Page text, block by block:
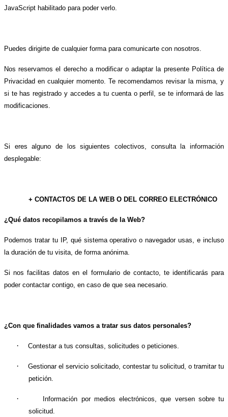
JavaScript habilitado para poder verlo.
Puedes dirigirte de cualquier forma para comunicarte con nosotros.
Nos reservamos el derecho a modificar o adaptar la presente Política de
Privacidad en cualquier momento. Te recomendamos revisar la misma, y
si te has registrado y accedes a tu cuenta o perfil, se te informará de las
modificaciones.
Si eres alguno de los siguientes colectivos, consulta la información
desplegable:
+ CONTACTOS DE LA WEB O DEL CORREO ELECTRÓNICO
¿Qué datos recopilamos a través de la Web?
Podemos tratar tu IP, qué sistema operativo o navegador usas, e incluso
la duración de tu visita, de forma anónima.
Si nos facilitas datos en el formulario de contacto, te identificarás para
poder contactar contigo, en caso de que sea necesario.
¿Con que finalidades vamos a tratar sus datos personales?
· Contestar a tus consultas, solicitudes o peticiones.
·
Gestionar el servicio solicitado, contestar tu solicitud, o tramitar tu
petición.
·
Información por medios electrónicos, que versen sobre tu
solicitud.